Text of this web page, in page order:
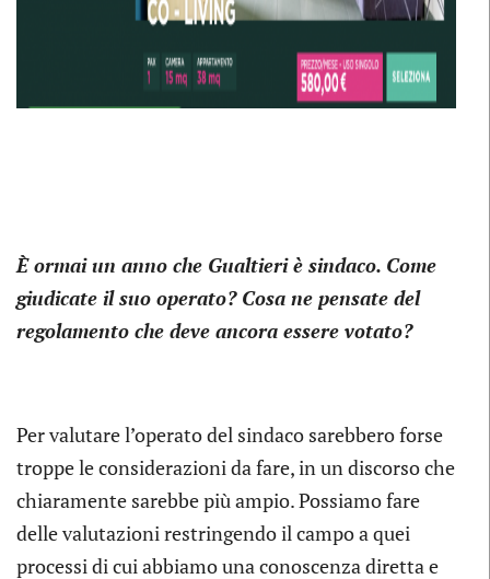
È ormai un anno che Gualtieri è sindaco. Come
giudicate il suo operato? Cosa ne pensate del
regolamento che deve ancora essere votato?
Per valutare l’operato del sindaco sarebbero forse
troppe le considerazioni da fare, in un discorso che
chiaramente sarebbe più ampio. Possiamo fare
delle valutazioni restringendo il campo a quei
processi di cui abbiamo una conoscenza diretta e